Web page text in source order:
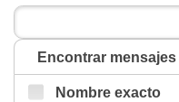
Encontrar
Nombre exacto